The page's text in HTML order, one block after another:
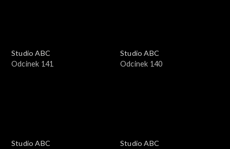
Studio ABC
Odcinek 141
Studio ABC
Odcinek 140
Studio ABC
Studio ABC